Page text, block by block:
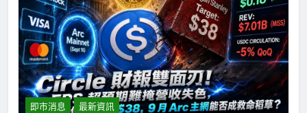
即市消息 最新資訊